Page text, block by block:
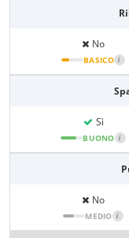
No
BASICO i
Sì
BUONO i
No
MEDIO i